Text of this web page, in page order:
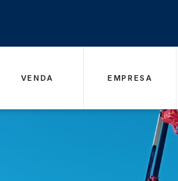
VENDA EMPRESA